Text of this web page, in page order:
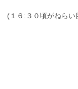
(１６:３０頃がねらい